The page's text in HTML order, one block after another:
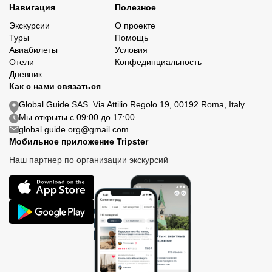
Навигация
Экскурсии
Туры
Авиабилеты
Отели
Дневник
Полезное
О проекте
Помощь
Условия
Конфединциальность
Как с нами связаться
Global Guide SAS. Via Attilio Regolo 19, 00192 Roma, Italy
Мы открыты с 09:00 до 17:00
global.guide.org@gmail.com
Мобильное приложение Tripster
Наш партнер по организации экскурсий